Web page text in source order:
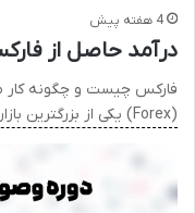
4 هفته پیش
درآمد حاصل از
فارکس چیست و چگونه کار
(Forex) یکی از بزرگترین بازارهای مالی دنیا…